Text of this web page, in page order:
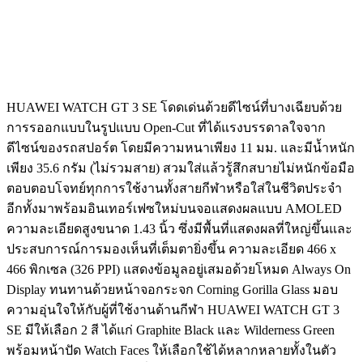
HUAWEI WATCH GT 3 SE โดดเด่นด้วยดีไซน์ที่บางเฉียบด้วย
การรออกแบบในรูปแบบ Open-Cut ที่ได้แรงบรรดาลใจจาก
ดีไซน์ของรถสปอร์ต โดยมีความหนาเพียง 11 มม. และมีน้ำหนัก
เพียง 35.6 กรัม (ไม่รวมสาย) สวมใส่แล้วรู้สึกสบายไม่หนักข้อมือ
ตอบตอบโจทย์ทุกการใช้งานทั้งสายกีฬาหรือใส่ในชีวิตประจำ
อีกทั้งมาพร้อมอินเทอร์เฟซใหม่บนจอแสดงผลแบบ AMOLED
ความละเอียดสูงขนาด 1.43 นิ้ว ซึ่งมีพื้นที่แสดงผลที่ใหญ่ขึ้นและ
ประสบการณ์การมองเห็นที่เต็มตายิ่งขึ้น ความละเอียด 466 x
466 พิกเซล (326 PPI) แสดงข้อมูลอยู่เสมอด้วยโหมด Always On
Display ทนทานด้วยหน้าจอกระจก Corning Gorilla Glass มอบ
ความอุ่นใจให้กับผู้ที่ใช้งานด้านกีฬา HUAWEI WATCH GT 3
SE มีให้เลือก 2 สี ได้แก่ Graphite Black และ Wilderness Green
พร้อมหน้าปัด Watch Faces ให้เลือกใช้ได้หลากหลายทั้งในตัว